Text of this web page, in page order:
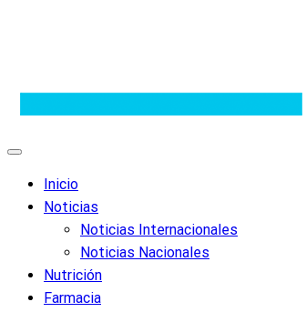
Inicio
Noticias
Noticias Internacionales
Noticias Nacionales
Nutrición
Farmacia